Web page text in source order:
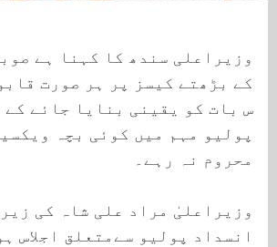
وزیراعلی سندھ کا کہنا ہے
کے بڑھتے کیسز پر ہر صورت
س بات کو یقینی بنایا جائے کے
پولیو مہم میں کوئی بچہ
محروم نہ رہے۔
وزیراعلیٰ مراد علی شاہ کی
انسداد پولیو سےمتعلق اجلاس